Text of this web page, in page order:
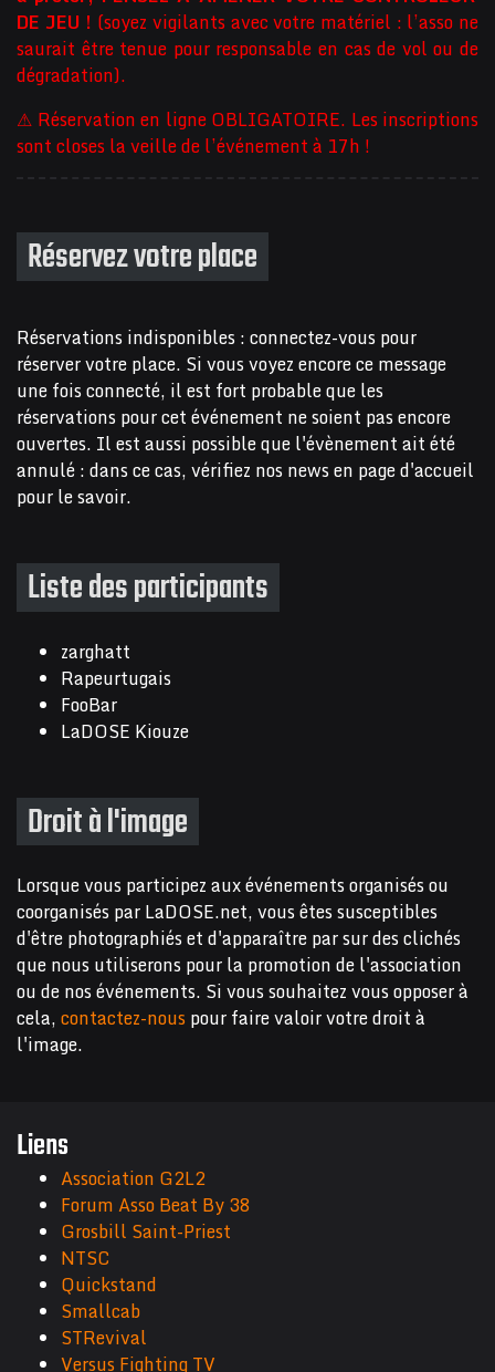
DE JEU ! (soyez vigilants avec votre matériel : l’asso ne
saurait être tenue pour responsable en cas de vol ou de
dégradation).
⚠ Réservation en ligne OBLIGATOIRE. Les inscriptions
sont closes la veille de l’événement à 17h !
Réservez votre place
Réservations indisponibles : connectez-vous pour
réserver votre place. Si vous voyez encore ce message
une fois connecté, il est fort probable que les
réservations pour cet événement ne soient pas encore
ouvertes. Il est aussi possible que l'évènement ait été
annulé : dans ce cas, vérifiez nos news en page d'accueil
pour le savoir.
Liste des participants
zarghatt
Rapeurtugais
FooBar
LaDOSE Kiouze
Droit à l'image
Lorsque vous participez aux événements organisés ou
coorganisés par LaDOSE.net, vous êtes susceptibles
d'être photographiés et d'apparaître par sur des clichés
que nous utiliserons pour la promotion de l'association
ou de nos événements. Si vous souhaitez vous opposer à
cela,contactez-nouspour faire valoir votre droit à
l'image.
Liens
Association G2L2
Forum Asso Beat By 38
Grosbill Saint-Priest
NTSC
Quickstand
Smallcab
STRevival
Versus Fighting TV